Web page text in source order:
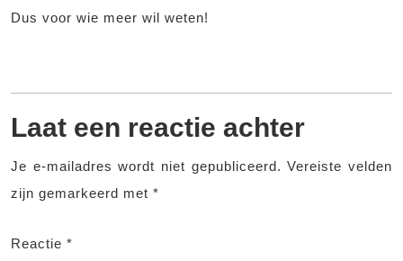
Dus voor wie meer wil weten!
Laat een reactie achter
Je e-mailadres wordt niet gepubliceerd. Vereiste velden
zijn gemarkeerd met *
Reactie *